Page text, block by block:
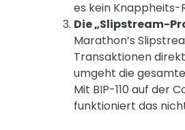
es kein Knappheits-
Die „Slipstream-
Marathon’s
Transaktionen
umgeht die
Mit BIP-110 auf der
funktioniert das